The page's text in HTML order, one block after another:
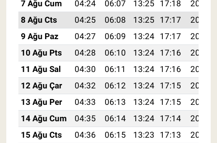
7 Ağu Cum
04:24 06:07 13:25 17:18
20:33
8 Ağu Cts
04:25 06:08 13:25 17:17
20:31
9 Ağu Paz
04:27 06:09 13:24 17:17
20:30
10 Ağu Pts
04:28 06:10 13:24 17:16
20:29
11 Ağu Sal
04:30 06:11 13:24 17:16
20:27
12 Ağu Çar
04:32 06:12 13:24 17:15
20:26
13 Ağu Per
04:33 06:13 13:24 17:15
20:25
14 Ağu Cum
04:35 06:14 13:24 17:14
20:23
15 Ağu Cts
04:36 06:15 13:23 17:13
20:22